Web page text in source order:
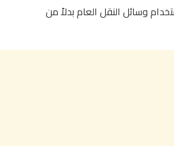
وسائل النقل العام بدلاً من